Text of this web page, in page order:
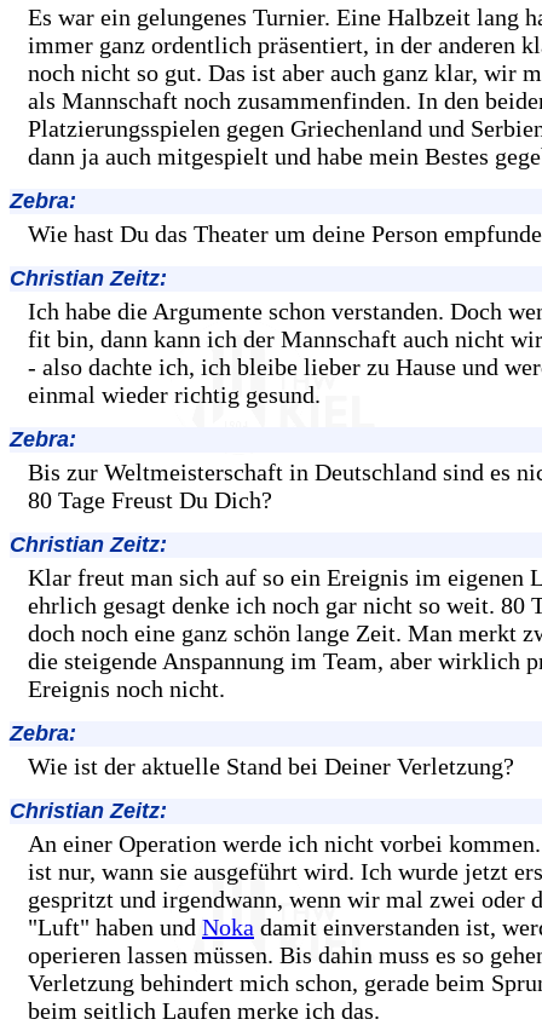
Es war ein gelungenes Turnier. Eine Halbzeit lang
immer ganz ordentlich präsentiert, in der anderen
noch nicht so gut. Das ist aber auch ganz klar, wir
als Mannschaft noch zusammenfinden. In den
Platzierungsspielen gegen Griechenland und
dann ja auch mitgespielt und habe mein Bestes
Zebra:
Wie hast Du das Theater um deine Person
Christian Zeitz:
Ich habe die Argumente schon verstanden. Doch
fit bin, dann kann ich der Mannschaft auch nicht
- also dachte ich, ich bleibe lieber zu Hause und
einmal wieder richtig gesund.
Zebra:
Bis zur Weltmeisterschaft in Deutschland sind es
80 Tage Freust Du Dich?
Christian Zeitz:
Klar freut man sich auf so ein Ereignis im eigenen
ehrlich gesagt denke ich noch gar nicht so weit. 80
doch noch eine ganz schön lange Zeit. Man merkt
die steigende Anspannung im Team, aber wirklich
Ereignis noch nicht.
Zebra:
Wie ist der aktuelle Stand bei Deiner Verletzung?
Christian Zeitz:
An einer Operation werde ich nicht vorbei
ist nur, wann sie ausgeführt wird. Ich wurde jetzt
gespritzt und irgendwann, wenn wir mal zwei oder
"Luft" haben und Noka damit einverstanden ist,
operieren lassen müssen. Bis dahin muss es so
Verletzung behindert mich schon, gerade beim
beim seitlich Laufen merke ich das.